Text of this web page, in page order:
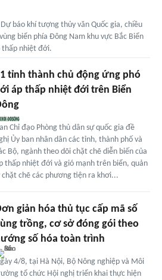
báo khí tượng thủy văn Quốc gia, chiều
biển phía Đông Nam khu vực Bắc Biển
thấp nhiệt đới.
tỉnh thành chủ động ứng phó
áp thấp nhiệt đới trên Biển
Chỉ đạo Phòng thủ dân sự quốc gia đề
Ủy ban nhân dân các tỉnh, thành phố và
Bộ, ngành theo dõi chặt chẽ diễn biến của
thấp nhiệt đới và gió mạnh trên biển, quản
chặt chẽ các phương tiện ra khơi...
giản hóa thủ tục cấp mã số
trồng, cơ sở đóng gói theo
số hóa toàn trình
4/8, tại Hà Nội, Bộ Nông nghiệp và Môi
tổ chức Hội nghị triển khai thực hiện